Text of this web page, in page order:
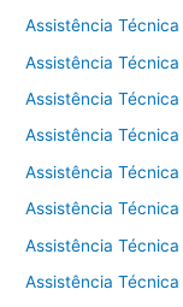
Assistência
Assistência
Assistência
Assistência
Assistência
Assistência
Assistência
Assistência